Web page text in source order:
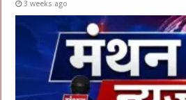
3 weeks ago